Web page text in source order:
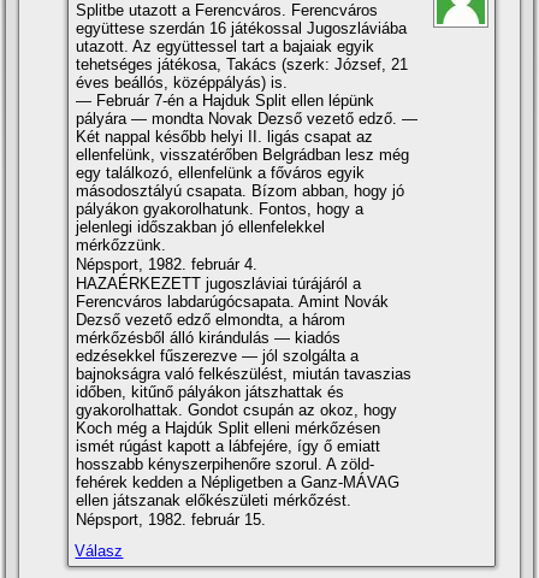
Splitbe utazott a Ferencváros. Ferencváros
együttese szerdán 16 játékossal Jugoszláviába
utazott. Az együttessel tart a bajaiak egyik
tehetséges játékosa, Takács (szerk: József, 21
éves beállós, középpályás) is.
— Február 7-én a Hajduk Split ellen lépünk
pályára — mondta Novak Dezső vezető edző. —
Két nappal később helyi II. ligás csapat az
ellenfelünk, visszatérőben Belgrádban lesz még
egy találkozó, ellenfelünk a főváros egyik
másodosztályú csapata. Bízom abban, hogy jó
pályákon gyakorolhatunk. Fontos, hogy a
jelenlegi időszakban jó ellenfelekkel
mérkőzzünk.
Népsport, 1982. február 4.
HAZAÉRKEZETT jugoszláviai túrájáról a
Ferencváros labdarúgócsapata. Amint Novák
Dezső vezető edző elmondta, a három
mérkőzésből álló kirándulás — kiadós
edzésekkel fűszerezve — jól szolgálta a
bajnokságra való felkészülést, miután tavaszias
időben, kitűnő pályákon játszhattak és
gyakorolhattak. Gondot csupán az okoz, hogy
Koch még a Hajdúk Split elleni mérkőzésen
ismét rúgást kapott a lábfejére, így ő emiatt
hosszabb kényszerpihenőre szorul. A zöld-
fehérek kedden a Népligetben a Ganz-MÁVAG
ellen játszanak előkészületi mérkőzést.
Népsport, 1982. február 15.
Válasz